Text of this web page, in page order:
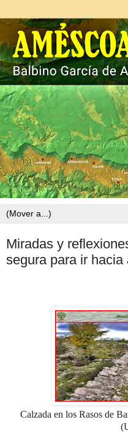
Miradas y
segura para ir
Calzada en los Rasos de